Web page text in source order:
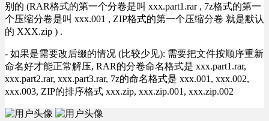
别的 (RAR格式的第一个分卷是叫 xxx.part1.rar , 7z格式的第一
个压缩分卷是叫 xxx.001 , ZIP格式的第一个压缩分卷 就是默认
的 XXX.zip ) .
- 如果是需要改后缀的情况 (比较少见): 需要把文件按顺序重新
命名好才能正常解压, RAR的分卷命名格式是 xxx.part1.rar,
xxx.part2.rar, xxx.part3.rar, 7z的命名格式是 xxx.001, xxx.002,
xxx.003, ZIP的排序格式 xxx.zip, xxx.zip.001, xxx.zip.002